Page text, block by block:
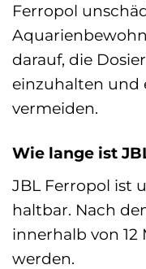
Ferropol
darauf, die
einzuhalten und
vermeiden.
Wie lange ist
JBL Ferropol ist
haltbar. Nach
innerhalb von
werden.